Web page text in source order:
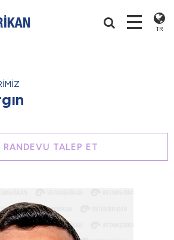
TR
RANDEVU TALEP ET